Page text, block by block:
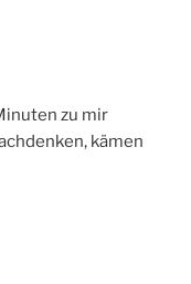
zu mir
kämen